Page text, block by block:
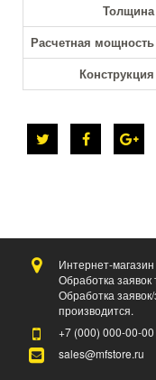
Толщина
Расчетная мощность
Конструкция
Интернет-
Обработка
Обработка
производится.
+7 (000) 000-00-00
sales@mfstore.ru